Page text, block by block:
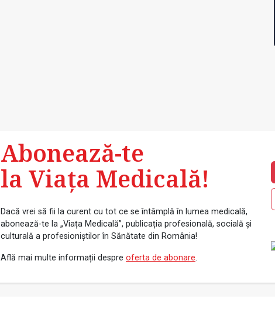
Abonează-te
la Viața Medicală!
Dacă vrei să fii la curent cu tot ce se întâmplă în lumea medicală,
abonează-te la „Viața Medicală”, publicația profesională, socială și
culturală a profesioniștilor în Sănătate din România!
Află mai multe informații despre oferta de abonare.